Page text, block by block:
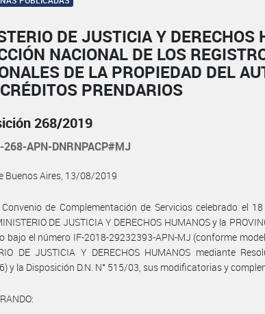
DE JUSTICIA Y DERECHOS
NACIONAL DE LOS
DE LA PROPIEDAD DEL
PRENDARIOS
268/2019
APN-DNRNPACP#MJ
Buenos Aires, 13/08/2019
Convenio de Complementación de Servicios celebrado el
DE JUSTICIA Y DERECHOS HUMANOS y la
bajo el número IF-2018-29232393-APN-MJ (conforme
DE JUSTICIA Y DERECHOS HUMANOS mediante
y la Disposición D.N. N° 515/03, sus modificatorias y